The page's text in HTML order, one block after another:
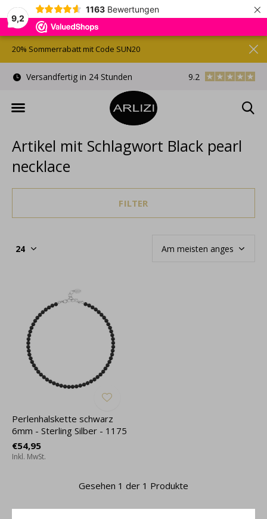
9,2
1163 Bewertungen ×
Versandfertig in 24 Stunden Kostenlose
9.2
20% Sommerrabatt mit Code SUN20
Artikel mit Schlagwort Black pearl
necklace
FILTER
Perlenhalskette schwarz
6mm - Sterling Silber - 1175
€54,95
Inkl. MwSt.
Gesehen 1 der 1 Produkte